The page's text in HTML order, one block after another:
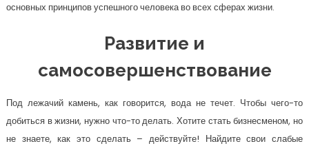
основных принципов успешного человека во всех сферах жизни.
Развитие и
самосовершенствование
Под лежачий камень, как говорится, вода не течет. Чтобы чего-то
добиться в жизни, нужно что-то делать. Хотите стать бизнесменом, но
не знаете, как это сделать – действуйте! Найдите свои слабые